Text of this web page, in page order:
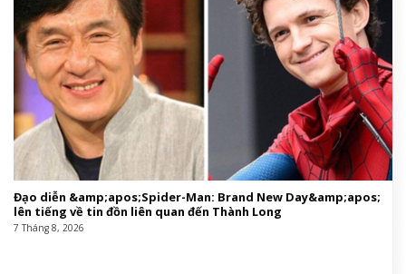
#thể #nhận #Điền #trong #chiến #dịch #Gucci
#Monte #Carlo1783126251
This entry was posted in Giáo hội Việt Namand tagged
Carlo
chiến,chiến dịch quảng cáo dịch,diện,Điền Hi Vi,
Gucci,không,Monte,Nhận,thể,trong.
Tin cùng chuyên mục: